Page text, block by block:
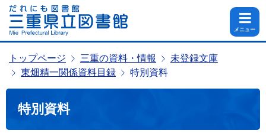
メニュー
トップページ 三重の資料・情報
未登録文庫
東畑精一関係資料目録
特別資料
特別資料